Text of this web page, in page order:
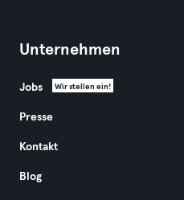
Unternehmen
Jobs Wir stellen ein!
Presse
Kontakt
Blog